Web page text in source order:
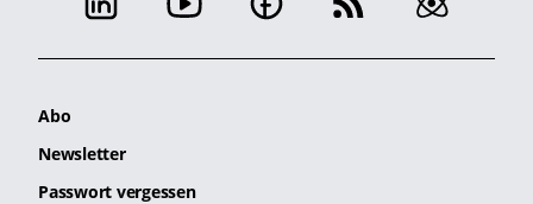
Abo
Newsletter
Passwort vergessen